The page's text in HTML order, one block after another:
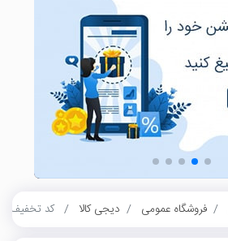
فروشگاه عمومی دیجی کالا کد تخفیف 40 هزار تومانی دیجی‌کالا